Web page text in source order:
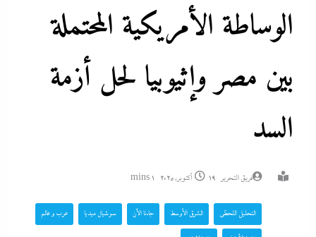
الوساطة الأمريكية المحتملة
بين مصر وإثيوبيا لحل أزمة
السد
فريق التحرير 19 أكتوبر، 2025 1 mins
التحليل اللحظي الشرق الأوسط جاءنا الآن سوشيال ميديا عرب و عالم